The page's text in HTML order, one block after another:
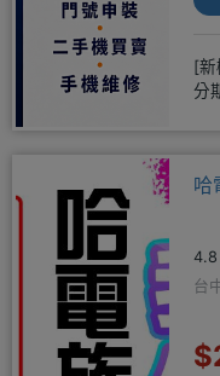
[新
分
哈
台